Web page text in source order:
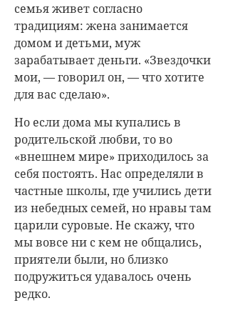
семья живет согласно
традициям: жена занимается
домом и детьми, муж
зарабатывает деньги. «Звездочки
мои, — говорил он, — что хотите
для вас сделаю».
Но если дома мы купались в
родительской любви, то во
«внешнем мире» приходилось за
себя постоять. Нас определяли в
частные школы, где учились дети
из небедных семей, но нравы там
царили суровые. Не скажу, что
мы вовсе ни с кем не общались,
приятели были, но близко
подружиться удавалось очень
редко.